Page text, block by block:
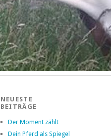
NEUESTE
BEITRÄGE
Der Moment zählt
Dein Pferd als Spiegel